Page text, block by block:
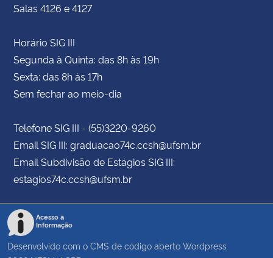
Salas 4126 e 4127
Horário SIG III
Segunda à Quinta: das 8h às 19h
Sexta: das 8h às 17h
Sem fechar ao meio-dia
Telefone SIG III - (55)3220-9260
Email SIG III: graduacao74c.ccsh@ufsm.br
Email Subdivisão de Estágios SIG III:
estagios74c.ccsh@ufsm.br
Acesso à
Informação
Desenvolvido com o CMS de código aberto Wordpress